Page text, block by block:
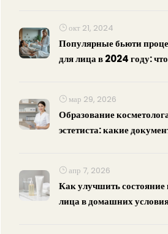
окт 21, 2024
Популярные бьюти
для лица в 2024 году:
мар 29, 2026
Образование
эстетиста: какие
апр 7, 2026
Как улучшить
лица в домашних